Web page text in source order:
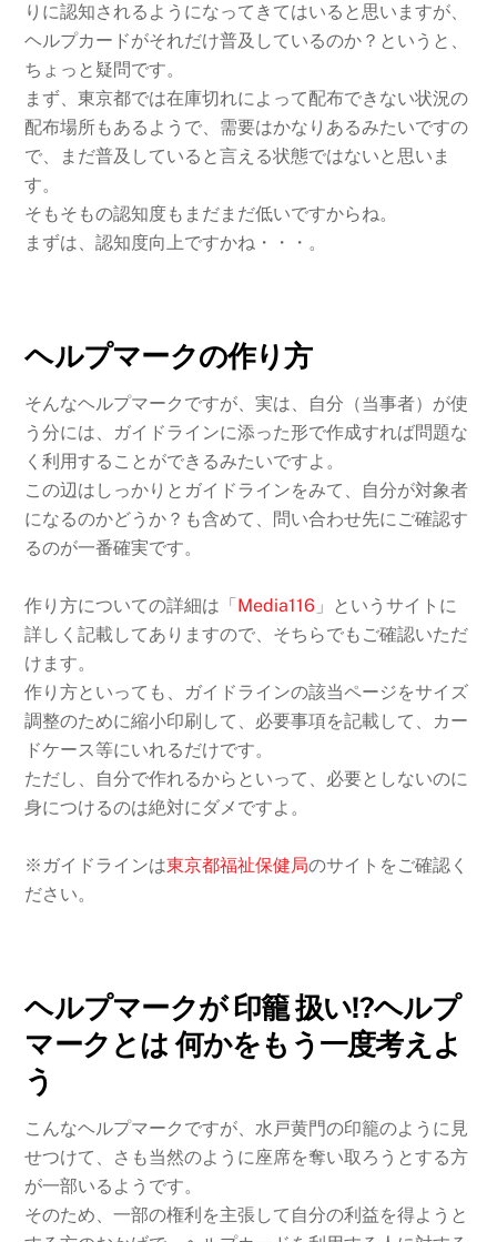
りに認知されるようになってきてはいると思いますが、
ヘルプカードがそれだけ普及しているのか？というと、
ちょっと疑問です。
まず、東京都では在庫切れによって配布できない状況の
配布場所もあるようで、需要はかなりあるみたいですの
で、まだ普及していると言える状態ではないと思いま
す。
そもそもの認知度もまだまだ低いですからね。
まずは、認知度向上ですかね・・・。
ヘルプマークの作り方
そんなヘルプマークですが、実は、自分（当事者）が使
う分には、ガイドラインに添った形で作成すれば問題な
く利用することができるみたいですよ。
この辺はしっかりとガイドラインをみて、自分が対象者
になるのかどうか？も含めて、問い合わせ先にご確認す
るのが一番確実です。
作り方についての詳細は「Media116 」というサイトに
詳しく記載してありますので、そちらでもご確認いただ
けます。
作り方といっても、ガイドラインの該当ページをサイズ
調整のために縮小印刷して、必要事項を記載して、カー
ドケース等にいれるだけです。
ただし、自分で作れるからといって、必要としないのに
身につけるのは絶対にダメですよ。
※ガイドラインは東京都福祉保健局のサイトをご確認く
ださい。
ヘルプマークが 印籠 扱い!?ヘルプ
マークとは 何かをもう一度考えよ
う
こんなヘルプマークですが、水戸黄門の印籠のように見
せつけて、さも当然のように座席を奪い取ろうとする方
が一部いるようです。
そのため、一部の権利を主張して自分の利益を得ようと